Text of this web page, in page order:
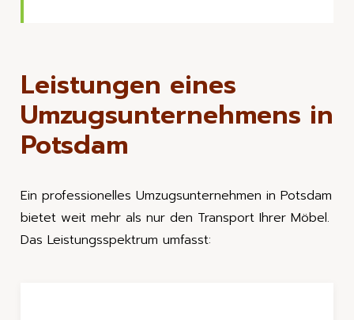
Leistungen eines
Umzugsunternehmens in
Potsdam
Ein professionelles Umzugsunternehmen in Potsdam
bietet weit mehr als nur den Transport Ihrer Möbel.
Das Leistungsspektrum umfasst: